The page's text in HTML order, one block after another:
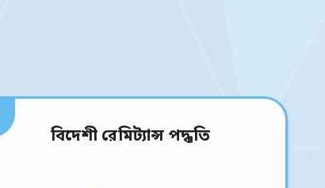
বিদেশী রেমিট্যান্স পদ্ধতি